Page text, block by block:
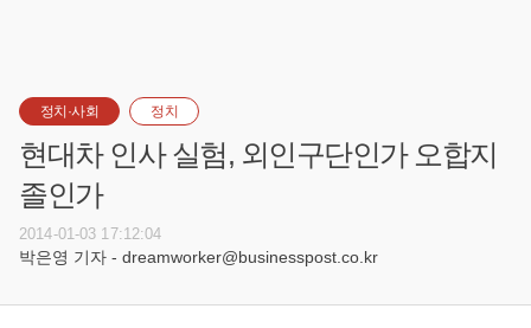
정치·사회 정치
현대차 인사 실험, 외인구단인가 오합지
졸인가
2014-01-03 17:12:04
박은영 기자 - dreamworker@businesspost.co.kr